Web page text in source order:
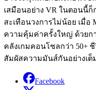
เสมือนอย่าง VR ในตอนนี้ก็
สะเทือนวงการไม่น้อย เมื่อ
ความคุ้มค่าครั้งใหญ่ ด้วยกา
คลังเกมคอนโซลกว่า 50+ ชี
สัมผัสความมันส์กันอย่างเต็
Facebook